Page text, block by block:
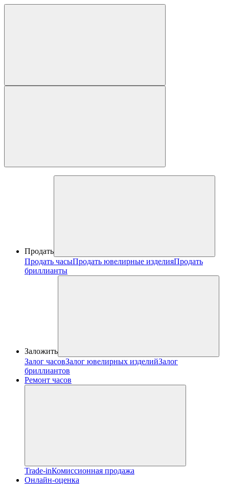
Продать
Продать часыПродать ювелирные изделияПродать
бриллианты
Заложить
Залог часовЗалог ювелирных изделийЗалог
бриллиантов
Ремонт часов
Trade-inКомиссионная продажа
Онлайн-оценка